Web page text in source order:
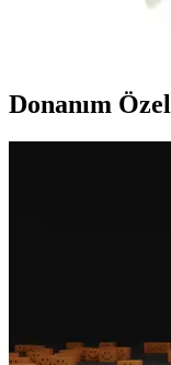
Huawei MateBook D
ömrü ile hem iş hem
Donanım